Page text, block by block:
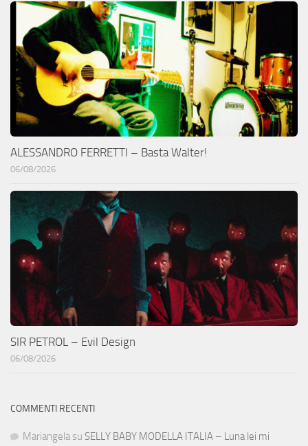
ALESSANDRO FERRETTI – Basta Walter!
06/08/2026
SIR PETROL – Evil Design
06/08/2026
COMMENTI RECENTI
Mariangela su SELLY BABY MODELLA ITALIA – Luna lei mi